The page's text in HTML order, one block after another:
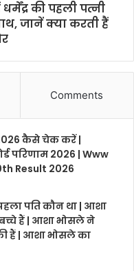
की पहली पत्नी
जानें क्या करती हैं
Comments
2026 कैसे चेक करें |
परिणाम 2026 | Www
Result 2026
पति कौन था | आशा
हैं | आशा भोसले ने
हैं | आशा भोसले का